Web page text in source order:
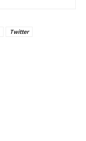
Twitter